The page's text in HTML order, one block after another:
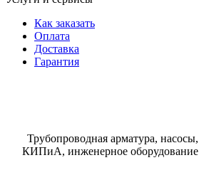
Как заказать
Оплата
Доставка
Гарантия
Трубопроводная арматура, насосы,
КИПиА, инженерное оборудование